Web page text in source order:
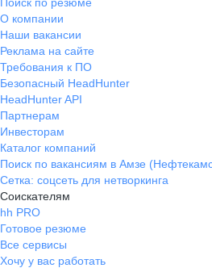
О компании
Наши вакансии
Реклама на сайте
Требования к ПО
Безопасный HeadHunter
HeadHunter API
Партнерам
Инвесторам
Каталог компаний
Поиск по вакансиям в Амзе
Сетка: соцсеть для нетворкинга
Соискателям
hh PRO
Готовое резюме
Все сервисы
Хочу у вас работать